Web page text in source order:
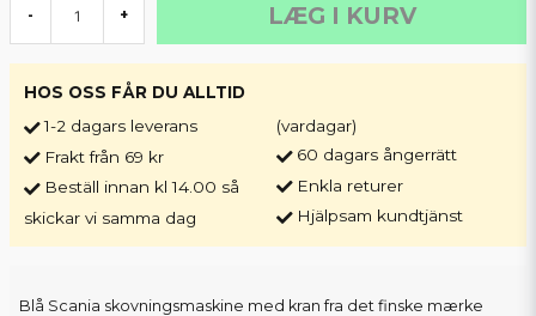
- + LÆG I KURV
HOS OSS FÅR DU ALLTID
1-2 dagars leverans
Frakt från 69 kr
Beställ innan kl 14.00 så
skickar vi samma dag
(vardagar)
60 dagars ångerrätt
Enkla returer
Hjälpsam kundtjänst
Blå Scania skovningsmaskine med kran fra det finske mærke